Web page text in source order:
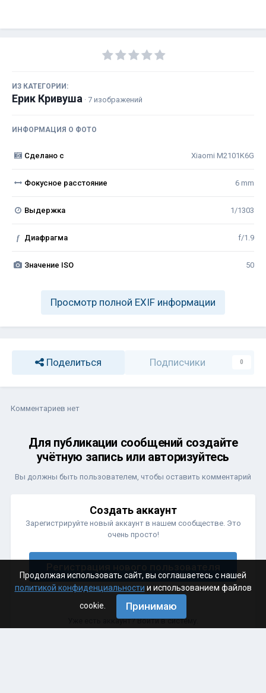
ИЗ КАТЕГОРИИ:
Ерик Кривуша · 7 изображений
ИНФОРМАЦИЯ О ФОТО
Сделано с Xiaomi M2101K6G
Фокусное расстояние 6 mm
Выдержка 1/1303
f Диафрагма f/1.9
Значение ISO 50
Просмотр полной EXIF информации
Поделиться Подписчики 0
Комментариев нет
Для публикации сообщений создайте
учётную запись или авторизуйтесь
Вы должны быть пользователем, чтобы оставить комментарий
Создать аккаунт
Зарегистрируйте новый аккаунт в нашем сообществе. Это
очень просто!
Войти
Уже есть аккаунт? Войти в систему.
Продолжая использовать сайт, вы соглашаетесь с нашей
политикой конфиденциальности и использованием файлов
cookie.
Принимаю